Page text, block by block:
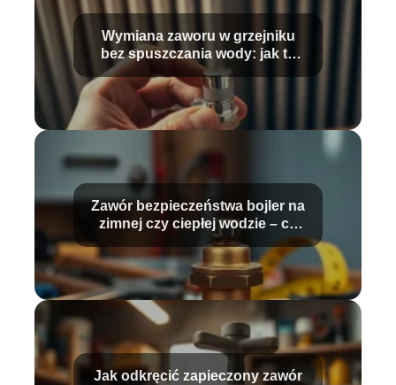
Wymiana zaworu w grzejniku
bez spuszczania wody: jak to
zrobić?
Zawór bezpieczeństwa bojler na
zimnej czy ciepłej wodzie – co
wybrać?
Jak odkręcić zapieczony zawór